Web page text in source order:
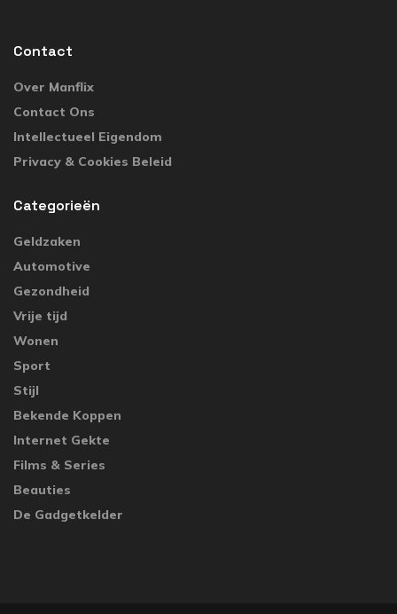
Contact
Over Manflix
Contact Ons
Intellectueel Eigendom
Privacy & Cookies Beleid
Categorieën
Geldzaken
Automotive
Gezondheid
Vrije tijd
Wonen
Sport
Stijl
Bekende Koppen
Internet Gekte
Films & Series
Beauties
De Gadgetkelder